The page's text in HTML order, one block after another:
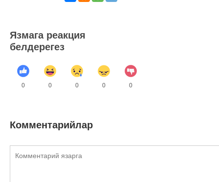
Язмага реакция
белдерегез
0 0 0 0 0
Комментарийлар